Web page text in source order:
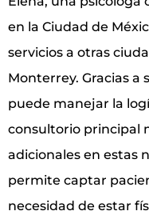
en la Ciudad de
servicios a otras
Monterrey. Gracias a
puede manejar la
consultorio principal
adicionales en estas
permite captar
necesidad de estar